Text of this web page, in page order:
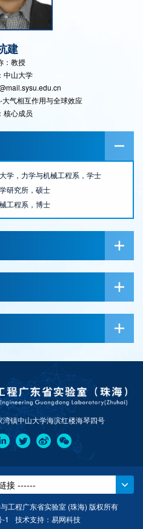
建
：教授
中山大学
气相互作用与全球效应
核心成员
学，力学与机械工程系，学士
研究所，硕士
工程系，博士
镇中山大学海滨红楼海琴四号
接 ------
工程广东省实验室 (珠海) 版权所有
1
技术支持： 易网科技